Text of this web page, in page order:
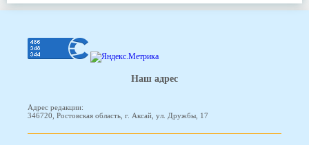
Наш адрес
Адрес редакции:
346720, Ростовская область, г. Аксай, ул. Дружбы, 17